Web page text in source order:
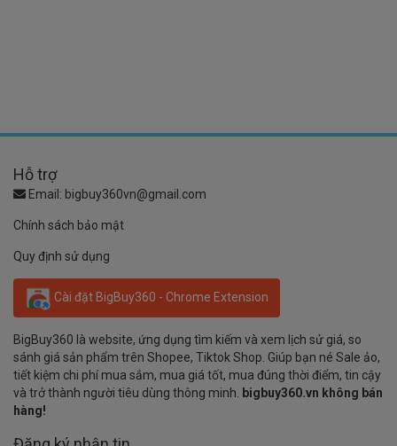
Hỗ trợ
Email: bigbuy360vn@gmail.com
Chính sách bảo mật
Quy định sử dụng
Cài đặt BigBuy360 - Chrome Extension
BigBuy360 là website, ứng dụng tìm kiếm và xem lịch sử giá, so
sánh giá sản phẩm trên Shopee, Tiktok Shop. Giúp bạn né Sale ảo,
tiết kiệm chi phí mua sắm, mua giá tốt, mua đúng thời điểm, tin cậy
và trở thành người tiêu dùng thông minh.
bigbuy360.vn không bán
hàng!